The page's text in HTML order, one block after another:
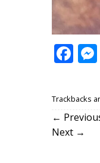
Trackbacks
←
Next →